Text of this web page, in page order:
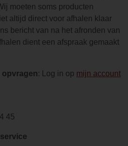
moeten soms producten
altijd direct voor afhalen klaar
bericht van na het afronden van
dient een afspraak gemaakt
opvragen: Log in op mijn account
45